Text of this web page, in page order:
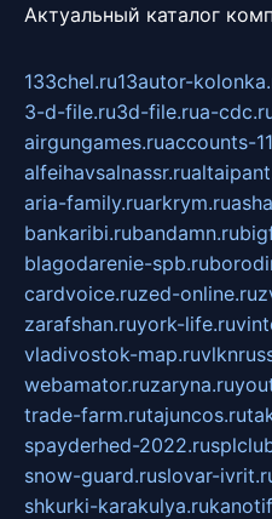
Актуальный каталог
133chel.ru13autor-
3-d-file.ru3d-file.rua-
airgungames.ruaccounts-
alfeihavsalnassr.ru
aria-family.ruarkrym.ru
bankaribi.rubandamn.ru
blagodarenie-spb.ru
cardvoice.ruzed-online.ru
zarafshan.ruyork-life.ru
vladivostok-map.ru
webamator.ruzaryna.ru
trade-farm.rutajuncos.ru
spayderhed-2022.ru
snow-guard.ruslovar-
shkurki-karakulya.ru